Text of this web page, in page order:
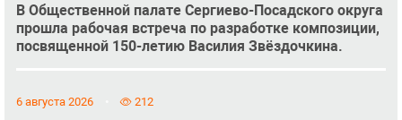
В Общественной палате Сергиево-Посадского округа
прошла рабочая встреча по разработке композиции,
посвященной 150-летию Василия Звёздочкина.
6 августа 2026 212